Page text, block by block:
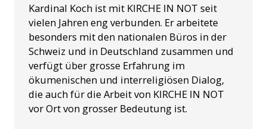
Kardinal Koch ist mit KIRCHE IN NOT seit
vielen Jahren eng verbunden. Er arbeitete
besonders mit den nationalen Büros in der
Schweiz und in Deutschland zusammen und
verfügt über grosse Erfahrung im
ökumenischen und interreligiösen Dialog,
die auch für die Arbeit von KIRCHE IN NOT
vor Ort von grosser Bedeutung ist.